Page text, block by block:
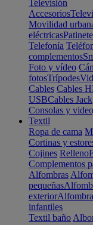
Televisión
Accesorios
Movilidad
eléctricas
Telefonía
complementos
Foto y vídeo
fotosTrípodes
Cables Cables
USBCables Jack
Consolas y
Textil
Ropa de cama
Cortinas y
Cojines Relleno
Complementos
Alfombras
pequeñas
exterior
infantiles
Textil baño